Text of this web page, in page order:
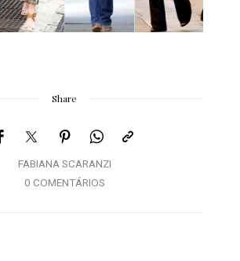
Share
FABIANA SCARANZI
0 COMENTÁRIOS